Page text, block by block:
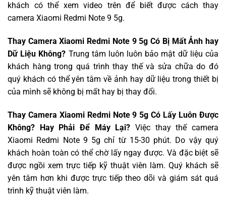
khách có thể xem video trên để biết được cách thay
camera Xiaomi Redmi Note 9 5g.
Thay Camera Xiaomi Redmi Note 9 5g Có Bị Mất Ảnh hay
Dữ Liệu Không? Trung tâm luôn luôn bảo mật dữ liệu của
khách hàng trong quá trình thay thế và sửa chữa do đó
quý khách có thể yên tâm về ảnh hay dữ liệu trong thiết bị
của mình sẽ không bị mất hay bị thay đổi.
Thay Camera Xiaomi Redmi Note 9 5g Có Lấy Luôn Được
Không? Hay Phải Để Máy Lại? Việc thay thế camera
Xiaomi Redmi Note 9 5g chỉ từ 15-30 phút. Do vậy quý
khách hoàn toàn có thể chờ lấy ngay được. Và đặc biệt sẽ
được ngồi xem trực tiếp kỹ thuật viên làm. Quý khách sẽ
yên tâm hơn khi được trực tiếp theo dõi và giám sát quá
trình kỹ thuật viên làm.